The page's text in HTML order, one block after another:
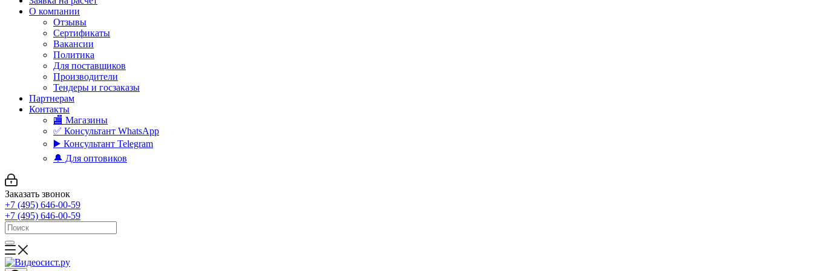
О компании
Отзывы
Сертификаты
Вакансии
Политика
Для поставщиков
Производители
Тендеры и госзаказы
Партнерам
Контакты
🏬 Магазины
✅️ Консультант WhatsApp
▶️ Консультант Telegram
🔔 Для оптовиков
Заказать звонок
+7 (495) 646-00-59
+7 (495) 646-00-59